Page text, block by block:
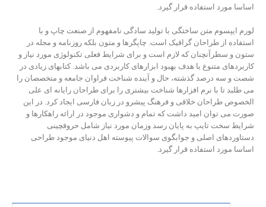
اساسا مورد استفاده قرار گیرد.
لورم ایپسوم متن ساختگی با تولید سادگی نامفهوم از صنعت چاپ و با
استفاده از طراحان گرافیک است. چاپگرها و متون بلکه روزنامه و مجله در
ستون و سطرآنچنان که لازم است و برای شرایط فعلی تکنولوژی مورد نیاز و
کاربردهای متنوع با هدف بهبود ابزارهای کاربردی می باشد. کتابهای زیادی در
شصت و سه درصد گذشته، حال و آینده شناخت فراوان جامعه و متخصصان را
می طلبد تا با نرم افزارها شناخت بیشتری را برای طراحان رایانه ای علی
الخصوص طراحان خلاقی و فرهنگ پیشرو در زبان فارسی ایجاد کرد. در این
صورت می توان امید داشت که تمام و دشواری موجود در ارائه راهکارها و
شرایط سخت تایپ به پایان رسد وزمان مورد نیاز شامل حروفچینی
دستاوردهای اصلی و جوابگوی سوالات پیوسته اهل دنیای موجود طراحی
اساسا مورد استفاده قرار گیرد.